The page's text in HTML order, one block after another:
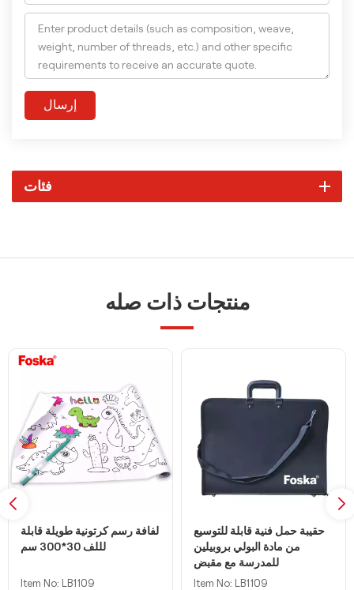
إرسال
فئات
منتجات ذات صله
لفافة رسم كرتونية طويلة قابلة
لللف 30*300 سم
Item No: LB1109
حقيبة حمل فنية قابلة للتوسيع
من مادة البولي بروبيلين
للمدرسة مع مقبض
Item No: LB1109